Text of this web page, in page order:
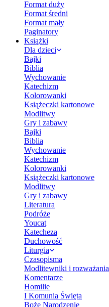
Format duży
Format średni
Format mały
Paginatory
Książki
Dla dzieci
Bajki
Biblia
Wychowanie
Katechizm
Kolorowanki
Książeczki kartonowe
Modlitwy
Gry i zabawy
Bajki
Biblia
Wychowanie
Katechizm
Kolorowanki
Książeczki kartonowe
Modlitwy
Gry i zabawy
Literatura
Podróże
Youcat
Katecheza
Duchowość
Liturgia
Czasopisma
Modlitewniki i rozważania
Komentarze
Homilie
I Komunia Święta
Boże Narodzenie